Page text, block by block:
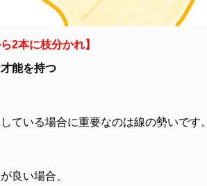
ら2本に枝分かれ】
能を持つ
ている場合に重要なのは線の勢いです。
良い場合、